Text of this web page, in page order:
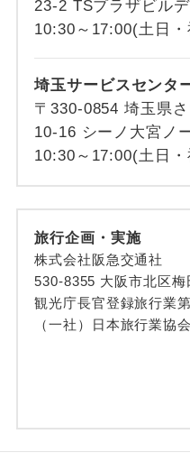
23-2 TSプラザビル
10:30～17:00(土日
埼玉サービスセンタ
〒330-0854 埼玉県
10-16 シーノ大宮ノ
10:30～17:00(土日
旅行企画・実施
株式会社阪急交通社
530-8355 大阪市北区
観光庁長官登録旅行業
（一社）日本旅行業協